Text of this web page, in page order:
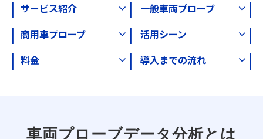
サービス紹介
一般車両プローブ
商用車プローブ
活用シーン
料金
導入までの流れ
車両プローブデータ分析とは